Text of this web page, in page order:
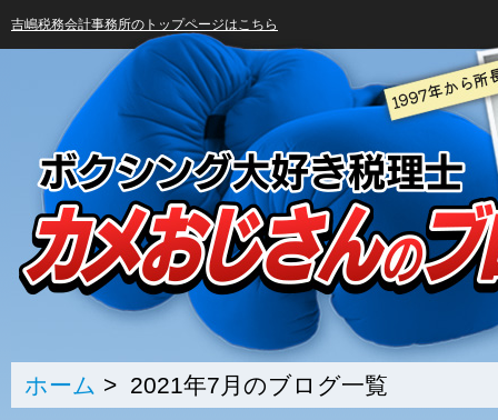
吉嶋税務会計事務所のトップページはこちら
ホーム > 2021年7月のブログ一覧